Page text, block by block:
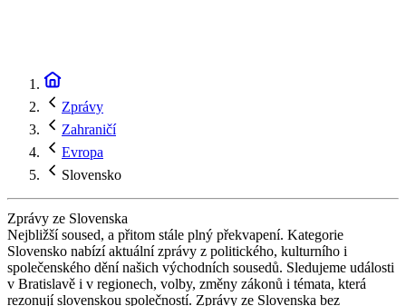
Zprávy
Zahraničí
Evropa
Slovensko
Zprávy ze Slovenska
Nejbližší soused, a přitom stále plný překvapení. Kategorie
Slovensko nabízí aktuální zprávy z politického, kulturního i
společenského dění našich východních sousedů. Sledujeme události
v Bratislavě i v regionech, volby, změny zákonů i témata, která
rezonují slovenskou společností. Zprávy ze Slovenska bez